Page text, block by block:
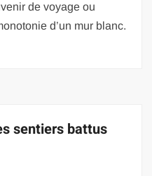
de voyage ou
d’un mur blanc.
sentiers battus